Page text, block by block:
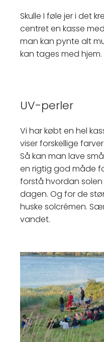
Skulle I føle jer i det
centret en kasse
man kan pynte alt
kan tages med hjem.
UV-perler
Vi har købt en hel
viser forskellige
Så kan man lave
en rigtig god måde
forstå hvordan solen
dagen. Og for de
huske solcrémen.
vandet.